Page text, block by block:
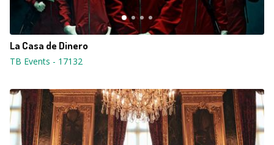
La Casa de Dinero
TB Events - 17132